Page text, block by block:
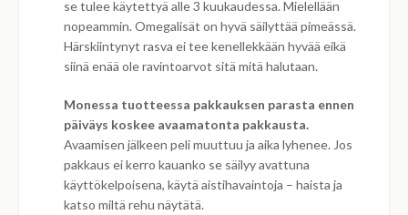
se tulee käytettyä alle 3 kuukaudessa. Mielellään
nopeammin. Omegalisät on hyvä säilyttää pimeässä.
Härskiintynyt rasva ei tee kenellekkään hyvää eikä
siinä enää ole ravintoarvot sitä mitä halutaan.
Monessa tuotteessa pakkauksen parasta ennen
päiväys koskee avaamatonta pakkausta.
Avaamisen jälkeen peli muuttuu ja aika lyhenee. Jos
pakkaus ei kerro kauanko se säilyy avattuna
käyttökelpoisena, käytä aistihavaintoja – haista ja
katso miltä rehu näytätä.